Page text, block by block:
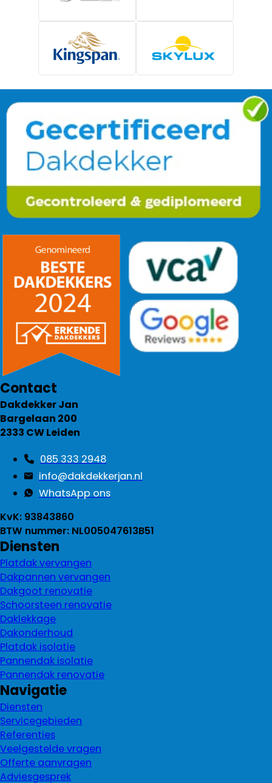
Contact
Dakdekker Jan
Bargelaan 200
2333 CW Leiden
085 333 2948
info@dakdekkerjan.nl
WhatsApp ons
KvK: 93843860
BTW nummer: NL005047613B51
Diensten
Platdak vervangen
Dakpannen vervangen
Dakgoot renovatie
Schoorsteen renovatie
Daklekkage
Dakonderhoud
Platdak isolatie
Pannendak isolatie
Pannendak renovatie
Navigatie
Diensten
Servicegebieden
Referenties
Veelgestelde vragen
Offerte aanvragen
Adviesgesprek